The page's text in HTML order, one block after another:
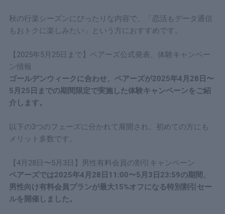
秋の行楽シーズンにぴったりな内容で、「恋活もデータ通信
もおトクに楽しみたい」という方におすすめです。
【2025年5月25日まで】ペアーズ公式発表、体験キャンペー
ン情報
ゴールデンウィークに合わせ、ペアーズが2025年4月28日〜
5月25日までの期間限定で実施した体験キャンペーンをご紹
介します。
以下の3つのフェーズに分かれて展開され、初めての方にも
メリット多数です。
【4月28日〜5月3日】男性有料会員の割引キャンペーン
ペアーズでは2025年4月28日11:00〜5月3日23:59の期間、
男性向け有料会員プランが最大15%オフになる特別割引セー
ルを開催しました。